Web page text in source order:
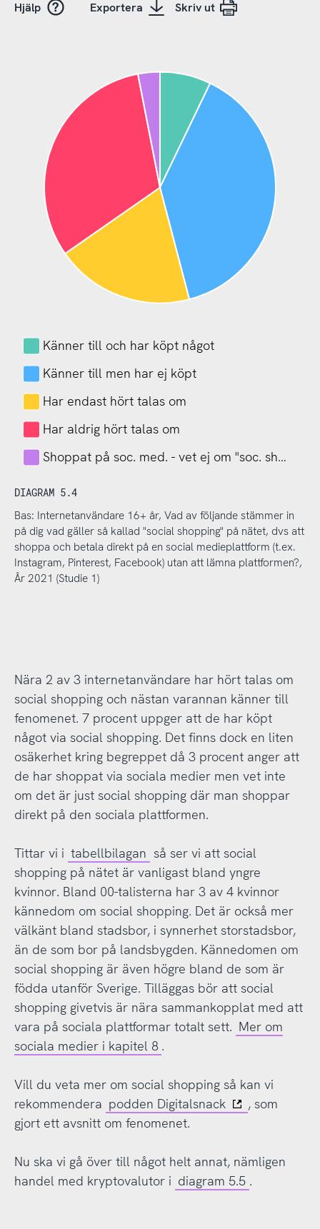
Hjälp Exportera Skriv ut
Känner till och har köpt något
Känner till men har ej köpt
Har endast hört talas om
Har aldrig hört talas om
Shoppat på soc. med. - vet ej om "soc. sh…
DIAGRAM 5.4
Bas: Internetanvändare 16+ år, Vad av följande stämmer in
på dig vad gäller så kallad "social shopping" på nätet, dvs att
shoppa och betala direkt på en social medieplattform (t.ex.
Instagram, Pinterest, Facebook) utan att lämna plattformen?,
År 2021 (Studie 1)
Nära 2 av 3 internetanvändare har hört talas om
social shopping och nästan varannan känner till
fenomenet. 7 procent uppger att de har köpt
något via social shopping. Det finns dock en liten
osäkerhet kring begreppet då 3 procent anger att
de har shoppat via sociala medier men vet inte
om det är just social shopping där man shoppar
direkt på den sociala plattformen.
Tittar vi i tabellbilagan så ser vi att social
shopping på nätet är vanligast bland yngre
kvinnor. Bland 00-talisterna har 3 av 4 kvinnor
kännedom om social shopping. Det är också mer
välkänt bland stadsbor, i synnerhet storstadsbor,
än de som bor på landsbygden. Kännedomen om
social shopping är även högre bland de som är
födda utanför Sverige. Tilläggas bör att social
shopping givetvis är nära sammankopplat med att
vara på sociala plattformar totalt sett. Mer om
sociala medier i kapitel 8 .
Vill du veta mer om social shopping så kan vi
rekommendera podden Digitalsnack
, som
gjort ett avsnitt om fenomenet.
Nu ska vi gå över till något helt annat, nämligen
handel med kryptovalutor i diagram 5.5 .